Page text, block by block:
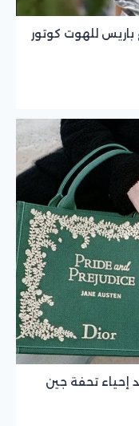
للهوت كوتور
إحياء تحفة جين